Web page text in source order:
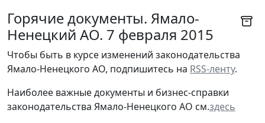
Горячие документы. Ямало-
Ненецкий АО. 7 февраля 2015
Чтобы быть в курсе изменений законодательства
Ямало-Ненецкого АО, подпишитесь на RSS-ленту.
Наиболее важные документы и бизнес-справки
законодательства Ямало-Ненецкого АО см.здесь